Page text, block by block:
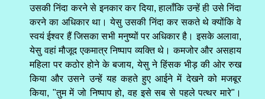
उसकी निंदा करने से इनकार कर दिया, हालाँकि उन्हें ही उसे निंदा
करने का अधिकार था। येसु उसकी निंदा कर सकते थे क्योंकि वे
स्वयं ईश्वर हैं जिसका सभी मनुष्यों पर अधिकार है। इसके अलावा,
येसु वहां मौजूद एकमात्र निष्पाप व्यक्ति थे। कमजोर और असहाय
महिला पर कठोर होने के बजाय, येसु ने हिंसक भीड़ की ओर रुख
किया और उसने उन्हें यह कहते हुए आईने में देखने को मजबूर
किया, "तुम में जो निष्पाप हो, वह इसे सब से पहले पत्थर मारे"।